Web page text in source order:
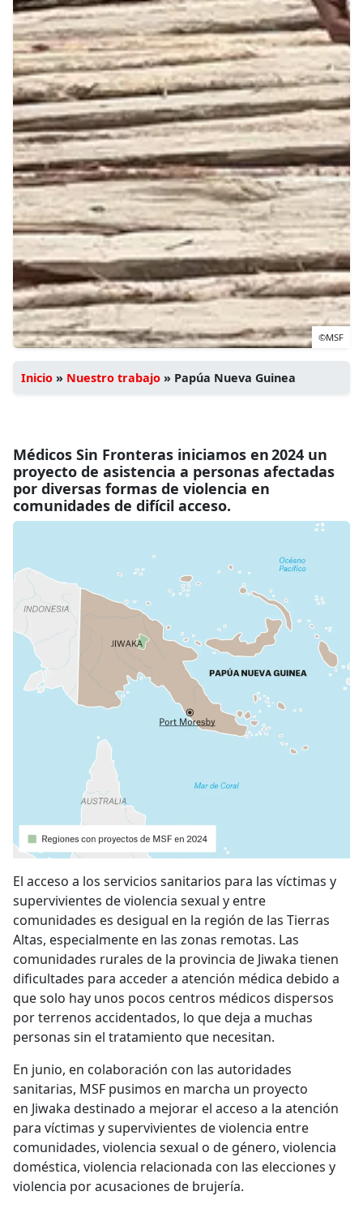
©MSF
Inicio » Nuestro trabajo » Papúa Nueva Guinea
Médicos Sin Fronteras iniciamos en 2024 un
proyecto de asistencia a personas afectadas
por diversas formas de violencia en
comunidades de difícil acceso.
El acceso a los servicios sanitarios para las víctimas y
supervivientes de violencia sexual y entre
comunidades es desigual en la región de las Tierras
Altas, especialmente en las zonas remotas. Las
comunidades rurales de la provincia de Jiwaka tienen
dificultades para acceder a atención médica debido a
que solo hay unos pocos centros médicos dispersos
por terrenos accidentados, lo que deja a muchas
personas sin el tratamiento que necesitan.
En junio, en colaboración con las autoridades
sanitarias, MSF pusimos en marcha un proyecto
en Jiwaka destinado a mejorar el acceso a la atención
para víctimas y supervivientes de violencia entre
comunidades, violencia sexual o de género, violencia
doméstica, violencia relacionada con las elecciones y
violencia por acusaciones de brujería.